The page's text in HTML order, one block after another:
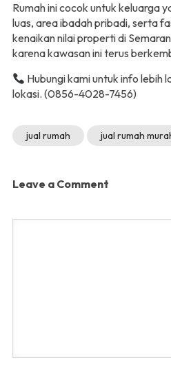
Rumah ini cocok untuk keluarga
luas, area ibadah pribadi, serta
kenaikan nilai properti di
karena kawasan ini terus
Hubungi kami untuk info lebih
lokasi. (0856-4028-7456)
jual rumah jual rumah
Leave a Comment